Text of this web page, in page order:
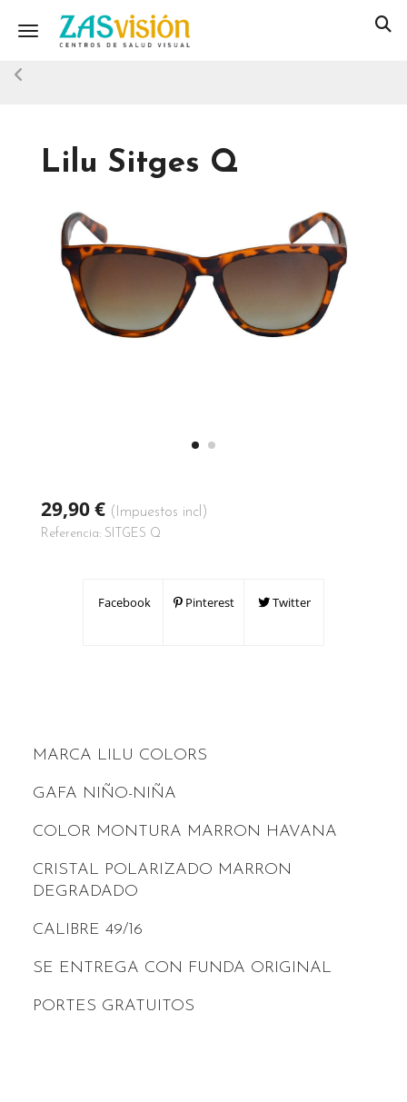
Toggle navigation
Lilu Sitges Q
29,90 € (Impuestos incl)
Referencia: SITGES Q
Facebook Pinterest Twitter
MARCA LILU COLORS
GAFA NIÑO-NIÑA
COLOR MONTURA MARRON HAVANA
CRISTAL POLARIZADO MARRON
DEGRADADO
CALIBRE 49/16
SE ENTREGA CON FUNDA ORIGINAL
PORTES GRATUITOS